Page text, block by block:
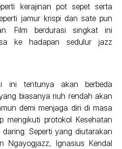
kerajinan pot sepet serta
jamur krispi dan sate pun
Film berdurasi singkat ini
ke hadapan sedulur jazz
ini tentunya akan berbeda
biasanya riuh rendah akan
demi menjaga diri di masa
mengikuti protokol Kesehatan
Seperti yang diutarakan
Ngayogjazz, Ignasius Kendal